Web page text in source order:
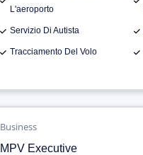
L'aeroporto
Servizio Di Autista
Tracciamento Del Volo
Business
MPV Executive